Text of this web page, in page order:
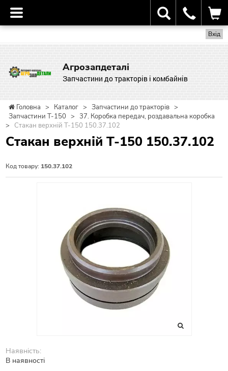
Вхід
Агрозапдеталі
Запчастини до тракторів і комбайнів
Головна > Каталог > Запчастини до тракторів >
Запчастини Т-150 > 37. Коробка передач, роздавальна коробка
>
Стакан верхній Т-150 150.37.102
Стакан верхній Т-150 150.37.102
Код товару: 150.37.102
Наявність:
В наявності